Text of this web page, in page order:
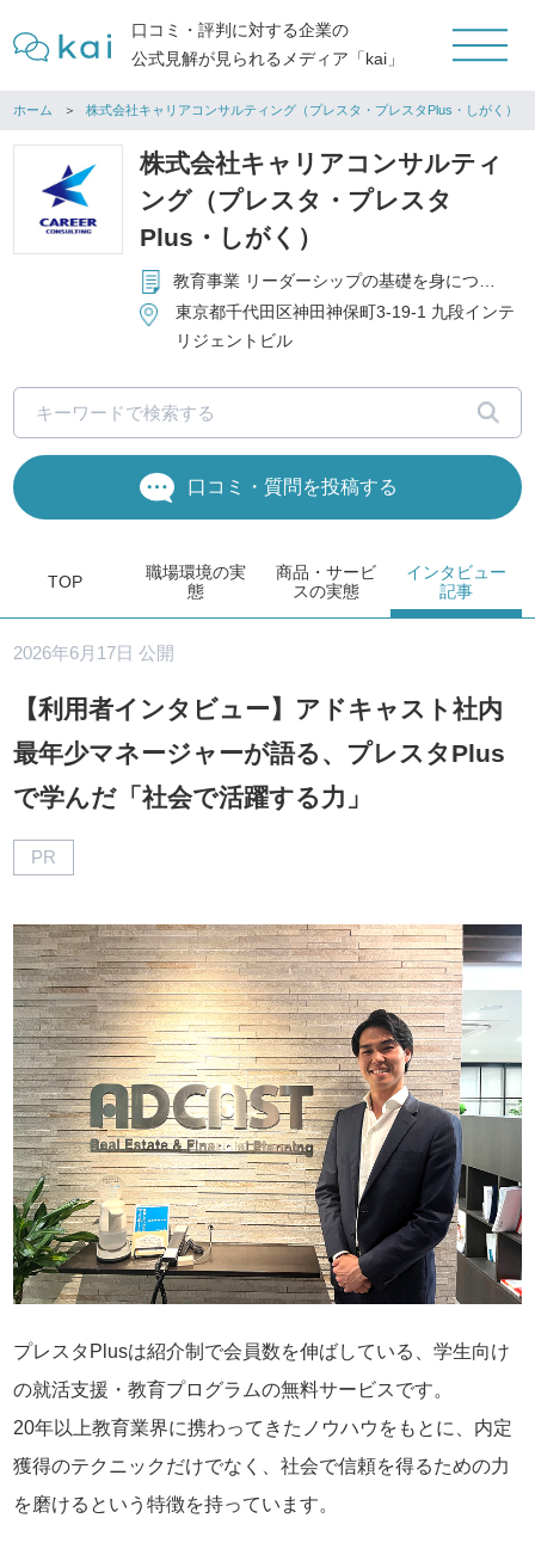
口コミ・評判に対する企業の
公式見解が見られるメディア「kai」
ホーム 株式会社キャリアコンサルティング（プレスタ・プレスタPlus・しがく）
株式会社キャリアコンサルティ
ング（プレスタ・プレスタ
Plus・しがく）
教育事業 リーダーシップの基礎を身につける「しがく」の運営 企業向け研修の企画・実施 有料職業紹介事業 厚生労働大臣許可番号：13-ユ-300003 就職支援サービス『就活キャンパス「プレスタ」』の運営 セールスプロモーション事業
東京都千代田区神田神保町3-19-1 九段インテ
リジェントビル
口コミ・質問を投稿する
TOP
商品・サービ
スの実態
職場環境の実
態
インタビュー
記事
2026年6月17日 公開
【利用者インタビュー】アドキャスト社内
最年少マネージャーが語る、プレスタPlus
で学んだ「社会で活躍する力」
PR
プレスタPlusは紹介制で会員数を伸ばしている、学生向け
の就活支援・教育プログラムの無料サービスです。
20年以上教育業界に携わってきたノウハウをもとに、内定
獲得のテクニックだけでなく、社会で信頼を得るための力
を磨けるという特徴を持っています。